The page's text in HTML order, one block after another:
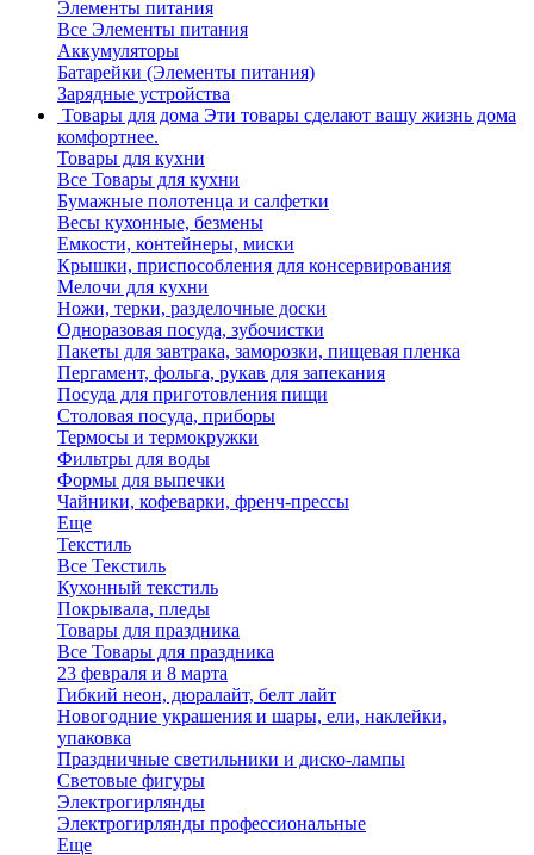
Элементы питания
Все Элементы питания
Аккумуляторы
Батарейки (Элементы питания)
Зарядные устройства
Товары для дома Эти товары сделают вашу жизнь дома
комфортнее.
Товары для кухни
Все Товары для кухни
Бумажные полотенца и салфетки
Весы кухонные, безмены
Емкости, контейнеры, миски
Крышки, приспособления для консервирования
Мелочи для кухни
Ножи, терки, разделочные доски
Одноразовая посуда, зубочистки
Пакеты для завтрака, заморозки, пищевая пленка
Пергамент, фольга, рукав для запекания
Посуда для приготовления пищи
Столовая посуда, приборы
Термосы и термокружки
Фильтры для воды
Формы для выпечки
Чайники, кофеварки, френч-прессы
Еще
Текстиль
Все Текстиль
Кухонный текстиль
Покрывала, пледы
Товары для праздника
Все Товары для праздника
23 февраля и 8 марта
Гибкий неон, дюралайт, белт лайт
Новогодние украшения и шары, ели, наклейки,
упаковка
Праздничные светильники и диско-лампы
Световые фигуры
Электрогирлянды
Электрогирлянды профессиональные
Еще